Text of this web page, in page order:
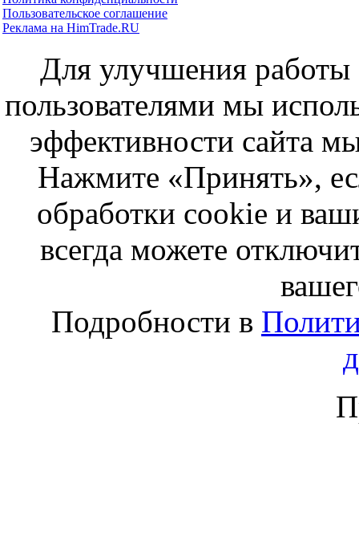
Пользовательское соглашение
Реклама на HimTrade.RU
Для улучшения работы
пользователями мы
эффективности сайта
Нажмите «Принять»,
обработки cookie и
всегда можете
Подробности в